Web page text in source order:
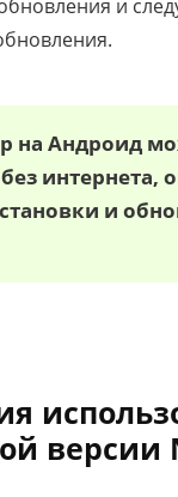
и
на Андроид
интернета,
и
версии